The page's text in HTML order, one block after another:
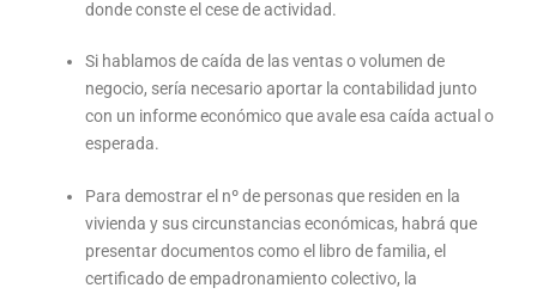
donde conste el cese de actividad.
Si hablamos de caída de las ventas o volumen de
negocio, sería necesario aportar la contabilidad junto
con un informe económico que avale esa caída actual o
esperada.
Para demostrar el nº de personas que residen en la
vivienda y sus circunstancias económicas, habrá que
presentar documentos como el libro de familia, el
certificado de empadronamiento colectivo, la